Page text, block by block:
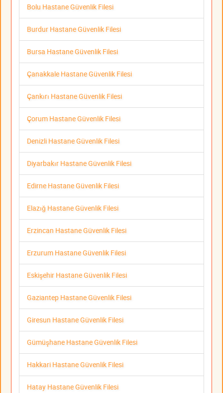
Bolu Hastane Güvenlik Filesi
Burdur Hastane Güvenlik Filesi
Bursa Hastane Güvenlik Filesi
Çanakkale Hastane Güvenlik Filesi
Çankırı Hastane Güvenlik Filesi
Çorum Hastane Güvenlik Filesi
Denizli Hastane Güvenlik Filesi
Diyarbakır Hastane Güvenlik Filesi
Edirne Hastane Güvenlik Filesi
Elazığ Hastane Güvenlik Filesi
Erzincan Hastane Güvenlik Filesi
Erzurum Hastane Güvenlik Filesi
Eskişehir Hastane Güvenlik Filesi
Gaziantep Hastane Güvenlik Filesi
Giresun Hastane Güvenlik Filesi
Gümüşhane Hastane Güvenlik Filesi
Hakkari Hastane Güvenlik Filesi
Hatay Hastane Güvenlik Filesi